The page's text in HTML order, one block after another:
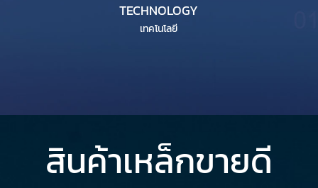
TECHNOLOGY
เทคโนโลยี
สินค้าเหล็กขายดี